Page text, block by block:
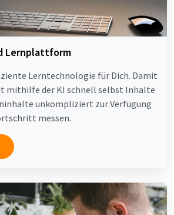
Lernplattform
Lerntechnologie für Dich. Damit
mithilfe der KI schnell selbst Inhalte
unkompliziert zur Verfügung
messen.